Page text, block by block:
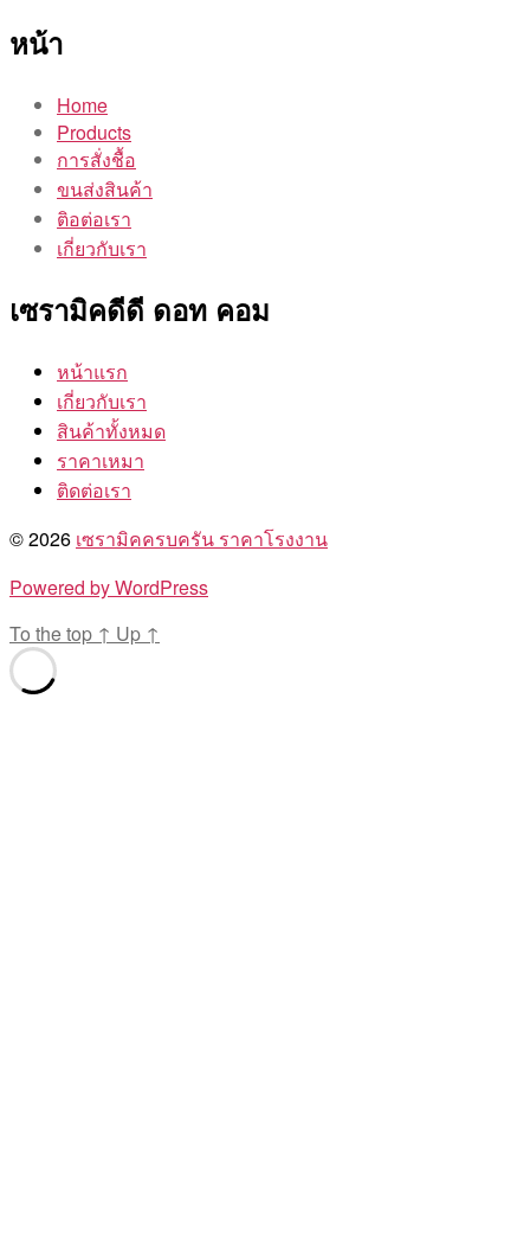
หน้า
Home
Products
การสั่งชื้อ
ขนส่งสินค้า
ติอต่อเรา
เกี่ยวกับเรา
เซรามิคดีดี ดอท คอม
หน้าแรก
เกี่ยวกับเรา
สินค้าทั้งหมด
ราคาเหมา
ติดต่อเรา
© 2026 เซรามิคครบครัน ราคาโรงงาน
Powered by WordPress
To the top ↑ Up ↑